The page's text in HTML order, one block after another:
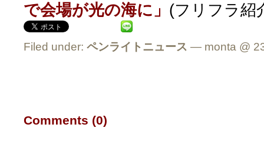
で会場が光の海に」 (フリフラ紹
Filed under: ペンライトニュース — monta @
Comments (0)